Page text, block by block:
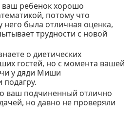
ваш ребенок хорошо
потому что
него была отличная оценка,
трудности с новой
о диетических
гостей, но с момента вашей
у дяди Миши
подагру.
ваш подчиненный отлично
но давно не проверяли